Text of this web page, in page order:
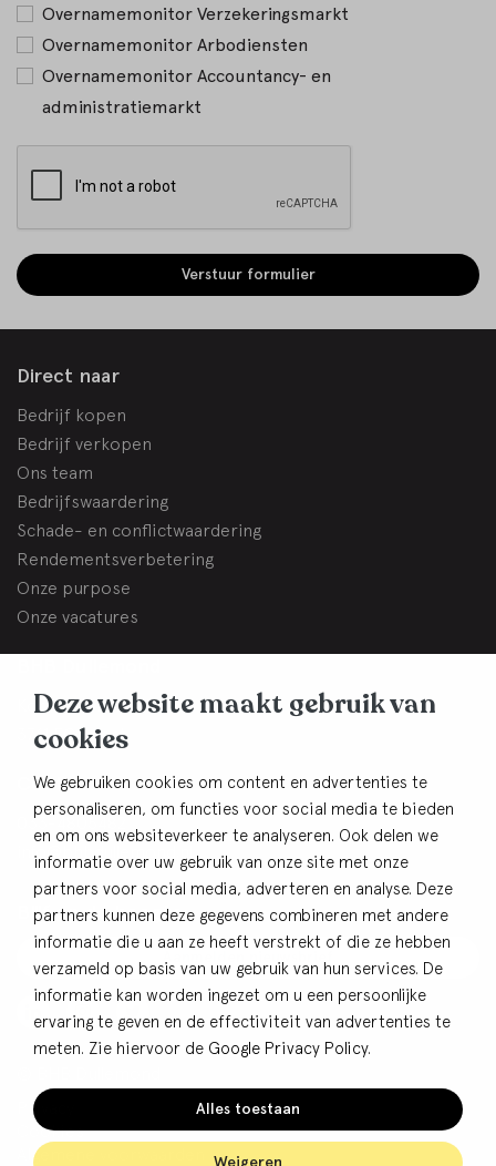
Deze website maakt gebruik van
cookies
We gebruiken cookies om content en advertenties te
personaliseren, om functies voor social media te bieden
en om ons websiteverkeer te analyseren. Ook delen we
informatie over uw gebruik van onze site met onze
partners voor social media, adverteren en analyse. Deze
partners kunnen deze gegevens combineren met andere
informatie die u aan ze heeft verstrekt of die ze hebben
verzameld op basis van uw gebruik van hun services. De
informatie kan worden ingezet om u een persoonlijke
ervaring te geven en de effectiviteit van advertenties te
meten. Zie hiervoor de Google Privacy Policy.
Alles toestaan
Weigeren
Overnamemonitor Verzekeringsmarkt
Overnamemonitor Arbodiensten
Overnamemonitor Accountancy- en
administratiemarkt
Verstuur formulier
Direct naar
Bedrijf kopen
Bedrijf verkopen
Ons team
Bedrijfswaardering
Schade- en conflictwaardering
Rendementsverbetering
Onze purpose
Onze vacatures
Korte Brinkweg 37c
3761 EC Soest
Contact
033-4805482
Blijf op de hoogte:
Privacy
Cookies
Algemene voorwaarden